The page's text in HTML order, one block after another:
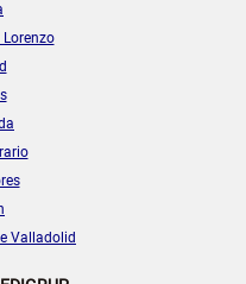
Lorenzo
Valladolid